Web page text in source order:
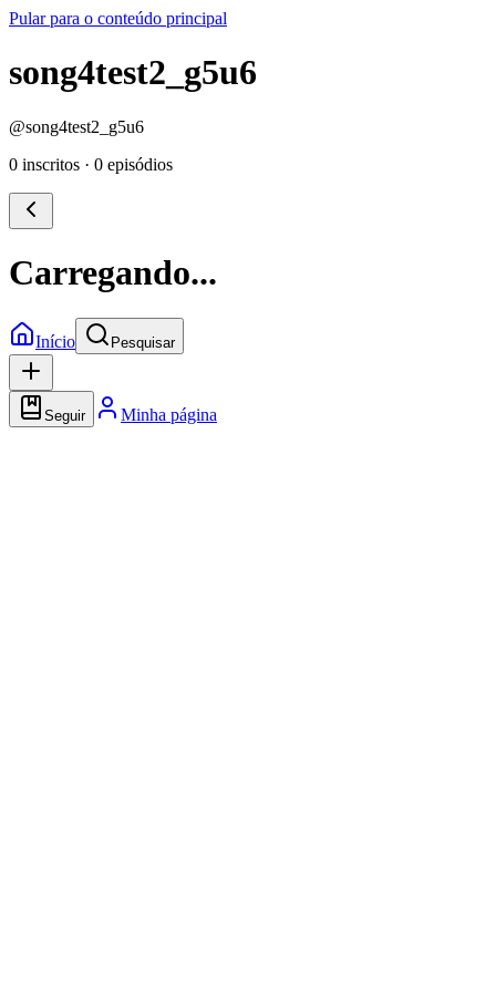
Pular para o conteúdo principal
song4test2_g5u6
@song4test2_g5u6
0 inscritos · 0 episódios
Carregando...
Início Pesquisar
Seguir Minha página